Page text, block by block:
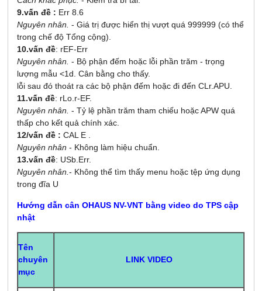
9.vấn đề : Err 8.6
Nguyên nhân.- Giá trị được hiển thị vượt quá 999999 (có thể
trong chế độ Tổng cộng).
10.vấn đề: rEF-Err
Nguyên nhân.- Bộ phận đếm hoặc lỗi phần trăm - trọng
lượng mẫu <1d. Cân bằng cho thấy.
lỗi sau đó thoát ra các bộ phận đếm hoặc đi đến CLr.APU.
11.vấn đề: rLo.r-EF.
Nguyên nhân.- Tỷ lệ phần trăm tham chiếu hoặc APW quá
thấp cho kết quả chính xác.
12/vấn đề : CAL E .
Nguyên nhân- Không làm hiệu chuẩn.
13.vấn đề: USb.Err.
Nguyên nhân.- Không thể tìm thấy menu hoặc tệp ứng dụng
trong đĩa U
Hướng dẫn cân OHAUS NV-VNT bằng video do TPS cập
nhật
Tên
chuyên
mục
LINK VIDEO